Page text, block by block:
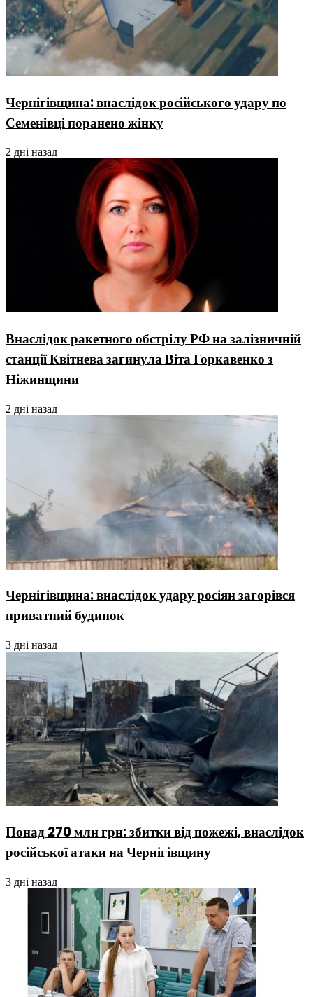
Чернігівщина: внаслідок російського удару по
Семенівці поранено жінку
2 дні назад
Внаслідок ракетного обстрілу РФ на залізничній
станції Квітнева загинула Віта Горкавенко з
Ніжинщини
2 дні назад
Чернігівщина: внаслідок удару росіян загорівся
приватний будинок
3 дні назад
Понад 270 млн грн: збитки від пожежі, внаслідок
російської атаки на Чернігівщину
3 дні назад